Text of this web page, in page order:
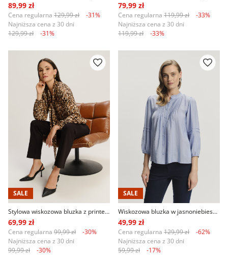
89,99 zł
Cena regularna 129,99 zł
-31%
Najniższa cena z 30 dni
129,99 zł
-31%
79,99 zł
Cena regularna 119,99 zł
-33%
Najniższa cena z 30 dni
119,99 zł
-33%
SALE
Stylowa wiskozowa bluzka z printem animal
69,99 zł
Cena regularna 99,99 zł
-30%
Najniższa cena z 30 dni
99,99 zł
-30%
SALE
Wiskozowa bluzka w jasnoniebieskim kolorze
49,99 zł
Cena regularna 129,99 zł
-62%
Najniższa cena z 30 dni
59,99 zł
-17%